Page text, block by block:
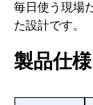
毎日使う現場
た設計です。
製品仕様